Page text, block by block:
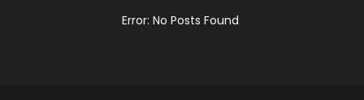
Error: No Posts Found